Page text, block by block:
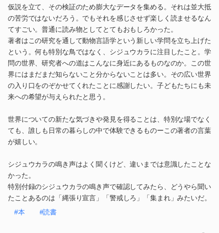
仮説を立て、その検証のため膨大なデータを集める。それは並大抵
の苦労ではないだろう。でもそれを感じさせず楽しく読ませるなん
てすごい。普通に読み物としてとてもおもしろかった。
著者はこの研究を通して動物言語学という新しい学問を立ち上げた
という。何も特別な鳥ではなく、シジュウカラに注目したこと。学
問の世界、研究者への道はこんなに身近にあるものなのか。この世
界にはまだまだ知らないこと分からないことは多い。その広い世界
の入り口をのぞかせてくれたことに感謝したい。子どもたちにも未
来への希望が与えられたと思う。
世界についての新たな気づきや発見を得ることは、特別な場でなく
ても、誰しも日常の暮らしの中で体験できるものーこの著者の言葉
が嬉しい。
シジュウカラの鳴き声はよく聞くけど、違いまでは意識したことな
かった。
特別付録のシジュウカラの鳴き声で確認してみたら、どうやら聞い
たことあるのは「縄張り宣言」「警戒しろ」「集まれ」みたいだ。
#本
#読書